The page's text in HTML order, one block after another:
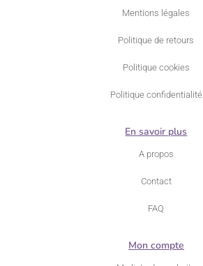
Mentions légales
Politique de retours
Politique cookies
Politique confidentialité
En savoir plus
A propos
Contact
FAQ
Mon compte